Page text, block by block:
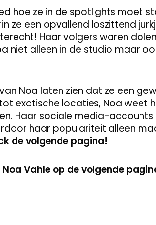
hoe ze in de spotlights moet
ze een opvallend loszittend
Haar volgers waren
niet alleen in de studio maar
Noa laten zien dat ze een
exotische locaties, Noa weet
Haar sociale media-accounts
haar populariteit alleen
de volgende pagina!
Vahle op de volgende